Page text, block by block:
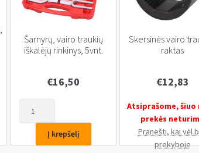
Šarnyrų, vairo traukių
iškalėjų rinkinys, 5vnt.
€16,50
Šarnyrų,
vairo
Į krepšelį
Skersinės vairo
raktas
€12,83
Atsiprašome, šiuo
prekės
Pranešti, kai vėl
prekyboje